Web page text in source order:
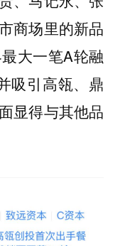
商场里的新品
大一笔A轮融
吸引高瓴、鼎
显得与其他品